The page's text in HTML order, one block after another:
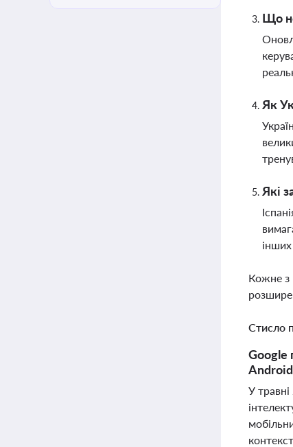
Що
Як
Які
Кожне з
Стисло
Google
У